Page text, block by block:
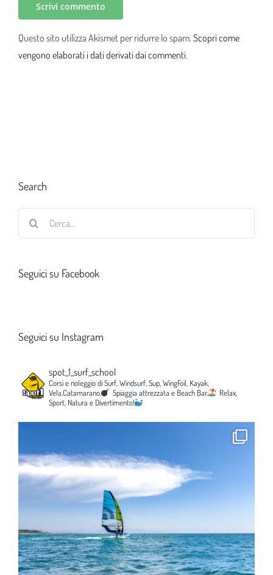
Questo sito utilizza Akismet per ridurre lo spam. Scopri come
vengono elaborati i dati derivati dai commenti.
Search
Seguici su Facebook
Seguici su Instagram
spot_1_surf_school
Corsi e noleggio di Surf, Windsurf, Sup, WingFoil, Kayak,
Vela,Catamarano.
Spiaggia attrezzata e Beach Bar.
Relax,
Sport, Natura e Divertimento!